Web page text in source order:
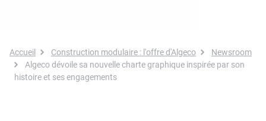
Fil d'Ariane
Accueil Construction modulaire : l'offre d'Algeco
Newsroom
Algeco dévoile sa nouvelle charte graphique inspirée par son
histoire et ses engagements